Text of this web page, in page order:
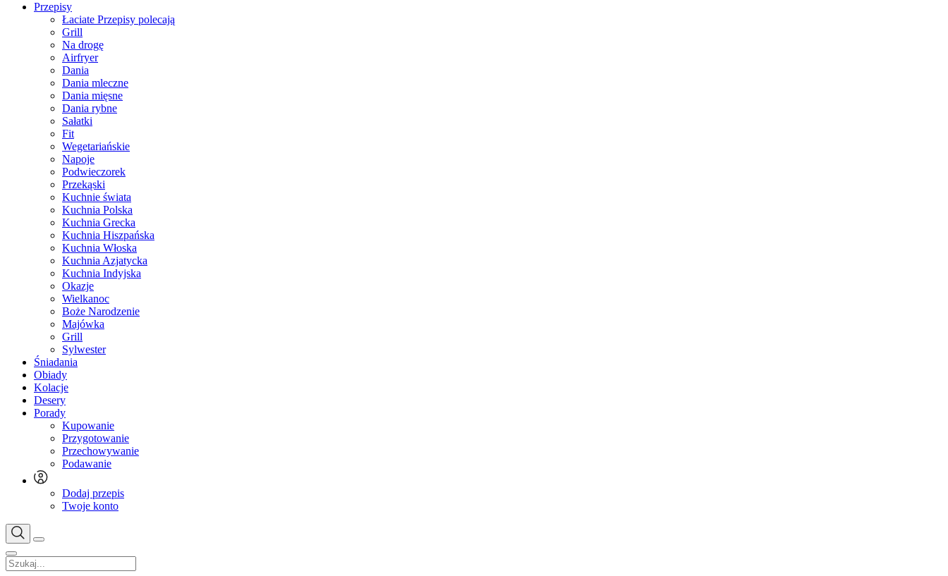
Przepisy
Łaciate Przepisy polecają
Grill
Na drogę
Airfryer
Dania
Dania mleczne
Dania mięsne
Dania rybne
Sałatki
Fit
Wegetariańskie
Napoje
Podwieczorek
Przekąski
Kuchnie świata
Kuchnia Polska
Kuchnia Grecka
Kuchnia Hiszpańska
Kuchnia Włoska
Kuchnia Azjatycka
Kuchnia Indyjska
Okazje
Wielkanoc
Boże Narodzenie
Majówka
Grill
Sylwester
Śniadania
Obiady
Kolacje
Desery
Porady
Kupowanie
Przygotowanie
Przechowywanie
Podawanie
Dodaj przepis
Twoje konto